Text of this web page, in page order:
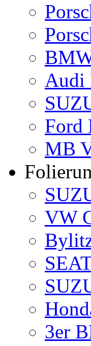
Audi
Ford
MB
VW
3er